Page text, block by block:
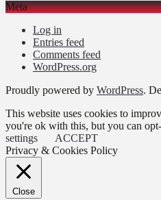
Meta
Log in
Entries feed
Comments feed
WordPress.org
Proudly powered by WordPress.
This website uses cookies to
you're ok with this, but you can
settings
ACCEPT
Privacy & Cookies Policy
Close